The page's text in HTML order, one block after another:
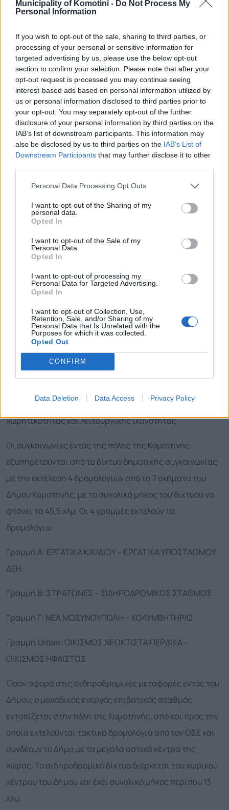
Municipality of Komotini - Do Not Process My
Personal Information
If you wish to opt-out of the sale, sharing to third parties, or
processing of your personal or sensitive information for
targeted advertising by us, please use the below opt-out
section to confirm your selection. Please note that after your
opt-out request is processed you may continue seeing
interest-based ads based on personal information utilized by
us or personal information disclosed to third parties prior to
your opt-out. You may separately opt-out of the further
disclosure of your personal information by third parties on the
IAB’s list of downstream participants. This information may
also be disclosed by us to third parties on the IAB’s List of
Downstream Participants that may further disclose it to other
Personal Data Processing Opt Outs
I want to opt-out of the Sharing of my
personal data.
Opted In
I want to opt-out of the Sale of my
Personal Data.
Opted In
I want to opt-out of processing my
Personal Data for Targeted Advertising.
Opted In
I want to opt-out of Collection, Use,
Retention, Sale, and/or Sharing of my
Personal Data that Is Unrelated with the
Purposes for which it was collected.
Opted Out
CONFIRM
Data Deletion Data Access Privacy Policy
Περιφερειακές/
6. Κομοτηνή - Κόσμιο -
7. Κομοτηνή - Παγούρια 14,60
8. Αίγειρος - Πόρπη 6,80
9. Φανάρι - Αρωγή - Μέση 10,00
10. Φανάρι - Γλυκονέρι
του Δήμου
Η σύνδεση των Δημοτικών Ενοτήτων με την έδρα του
Δήμου στην Κομοτηνή, γίνεται μέσω του ΚΤΕΛ, το οποίο
συγκεκριμένους οικισμούς του Δήμου. Το ΚΤΕΛ εκτελεί
επίσης τοπικά δρομολόγια εντός του υπόλοιπου Νομού
Ροδόπης αλλά και υπεραστικά, από και προς τα μεγάλα
αστικά κέντρα της χώρας. Ο τερματικός σταθμός του
πόλης και αξιολογείται ως αρκετά ικανοποιητικής
χωρητικότητας και λειτουργικής ικανότητας.
Οι συγκοινωνίες εντός της πόλης της Κομοτηνής,
εξυπηρετούνται από το δίκτυο δημοτικής συγκοινωνίας
με την εκτέλεση 4 δρομολογίων από τα 7 οχήματα του
Δήμου Κομοτηνής, με το συνολικό μήκος του δικτύου να
φτάνει τα 45,5 χλμ. Οι 4 γραμμές εκτελούν τα
δρομολόγια:
Γραμμή Α: ΕΡΓΑΤΙΚΑ ΚΙΚΙΔΙΟΥ – ΕΡΓΑΤΙΚΑ ΥΠΟΣΤΑΘΜΟΥ
ΔΕΗ
Γραμμή Β: ΣΤΡΑΤΩΝΕΣ – ΣΙΔΗΡΟΔΡΟΜΙΚΟΣ ΣΤΑΘΜΟΣ
Γραμμή Γ: ΝΕΑ ΜΟΣΥΝΟΥΠΟΛΗ – ΚΟΛΥΜΒΗΤΗΡΙΟ
Γραμμή Urban: ΟΙΚΙΣΜΟΣ ΝΕΟΚΤΙΣΤΑ ΠΕΡΔΙΚΑ –
ΟΙΚΙΣΜΟΣ ΗΦΑΙΣΤΟΣ
Όσον αφορά στις σιδηροδρομικές μεταφορές εντός του
Δήμου, ο μοναδικός ενεργός επιβατικός σταθμός
εντοπίζεται στην πόλη της Κομοτηνής, από και προς την
οποία εκτελούνται τακτικά δρομολόγια από τον ΟΣΕ και
συνδέουν το Δήμο με τα μεγάλα αστικά κέντρα της
χώρας. Το σιδηροδρομικό δίκτυο διέρχεται του χωρικού
κέντρου του Δήμου και έχει συνολικό μήκος περίπου 13
χλμ.